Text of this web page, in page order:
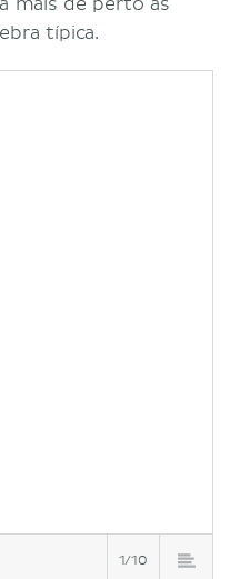
mais de perto as
típica.
1/10